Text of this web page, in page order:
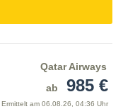
Qatar Airways
ab
985 €
Ermittelt am 06.08.26, 04:36 Uhr